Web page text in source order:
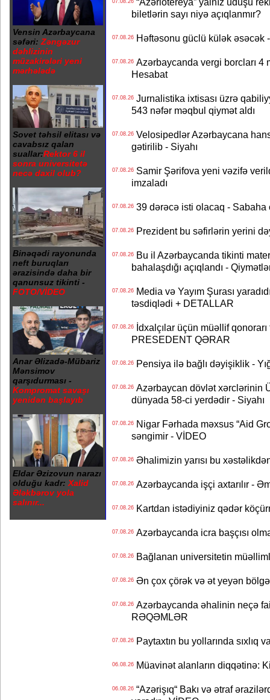
Vensin Azərbaycana
səfəri: Zəngəzur
dəhlizinin
müzakirələri yeni
mərhələdə
Sovet təhsil elitası və
cavabsız qalan
suallar:Rektor 6 il
sonra universitetə
necə daxil olub?
Binəqədi rayonunda
neft buruqları
ərazisində daha bir
qanunsuz tikinti -
FOTO/VİDEO
Anar Əlizadə-Mübariz
Mənsimov
qarşıdurması -
Kompromat savaşı
yenidən başlayıb
Eldar Əzizovun narazı
olduğu kadr: Xalid
Ələkbərov yola
salınır...
biletlərin sayı niyə açıqlanmır?
07.08.26Həftəsonu güclü külək əsəcək
07.08.26Azərbaycanda vergi borcları 4
Hesabat
07.08.26Jurnalistika ixtisası üzrə
543 nəfər məqbul qiymət aldı
07.08.26Velosipedlər Azərbaycana
gətirilib - Siyahı
07.08.26Samir Şərifova yeni vəzifə
imzaladı
07.08.2639 dərəcə isti olacaq - Sabaha
07.08.26Prezident bu səfirlərin yerini
07.08.26Bu il Azərbaycanda tikinti
bahalaşdığı açıqlandı -
07.08.26Media və Yayım Şurası
təsdiqlədi + DETALLAR
07.08.26İdxalçılar üçün müəllif
PRESEDENT QƏRAR
07.08.26Pensiya ilə bağlı dəyişiklik -
07.08.26Azərbaycan dövlət xərclərinin
dünyada 58-ci yerdədir - Siyahı
07.08.26Nigar Fərhada məxsus “Aid
səngimir - VİDEO
07.08.26Əhalimizin yarısı bu
07.08.26Azərbaycanda işçi axtarılır -
07.08.26Kartdan istədiyiniz qədər
07.08.26Azərbaycanda icra başçısı
07.08.26Bağlanan universitetin
07.08.26Ən çox çörək və ət yeyən
07.08.26Azərbaycanda əhalinin neçə
RƏQƏMLƏR
07.08.26Paytaxtın bu yollarında sıxlıq
06.08.26Müavinət alanların diqqətinə:
06.08.26“Azərişıq“ Bakı və ətraf